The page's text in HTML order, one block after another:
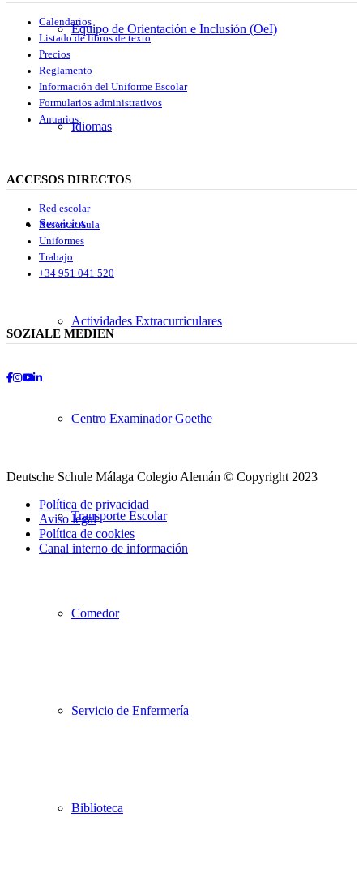
Equipo de Orientación e Inclusión (OeI)
Idiomas
Servicios
Actividades Extracurriculares
Centro Examinador Goethe
Transporte Escolar
Comedor
Servicio de Enfermería
Biblioteca
Calendarios
Listado de libros de texto
Precios
Reglamento
Información del Uniforme Escolar
Formularios administrativos
Anuarios
ACCESOS DIRECTOS
Red escolar
Reservar Aula
Uniformes
Trabajo
+34 951 041 520
SOZIALE MEDIEN
Deutsche Schule Málaga Colegio Alemán © Copyright 2023
Política de privacidad
Aviso legal
Política de cookies
Canal interno de información